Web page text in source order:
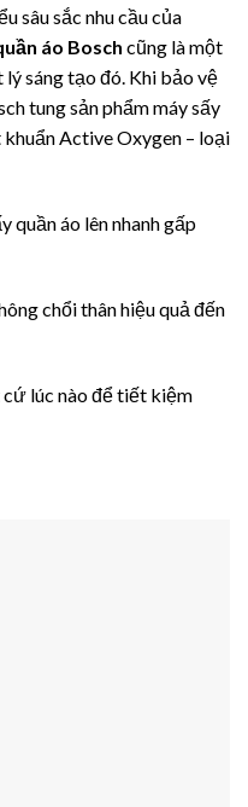
sâu sắc nhu cầu của
áo Bosch cũng là một
sáng tạo đó. Khi bảo vệ
tung sản phẩm máy sấy
Active Oxygen – loại
quần áo lên nhanh gấp
chổi thân hiệu quả đến
cứ lúc nào để tiết kiệm